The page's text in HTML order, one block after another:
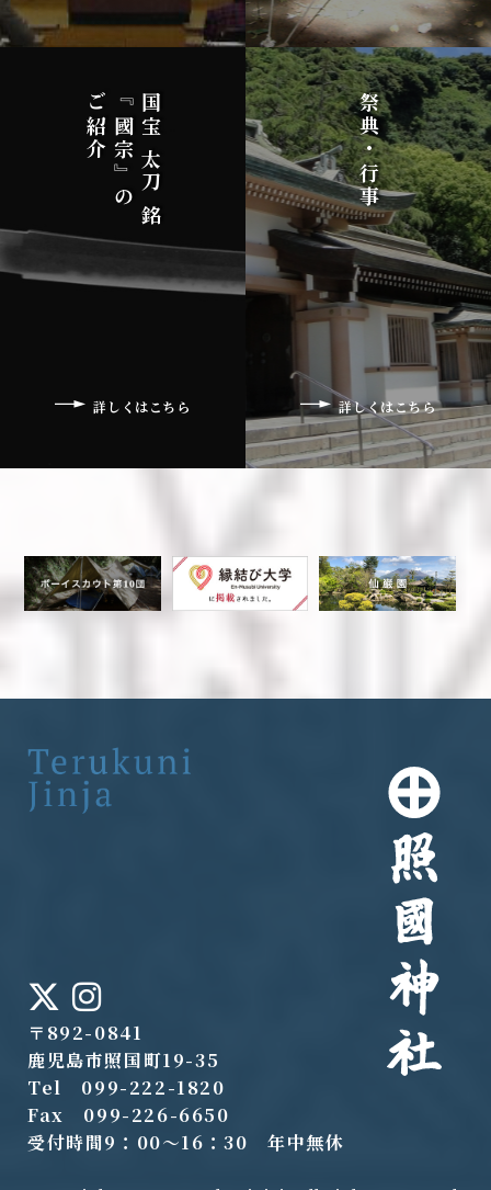
国宝 太刀 銘
『國宗』の
ご紹介
詳しくはこちら
祭典・行事
詳しくはこちら
〒892-0841
鹿児島市照国町19-35
Tel 099-222-1820
Fax 099-226-6650
受付時間9：00～16：30 年中無休